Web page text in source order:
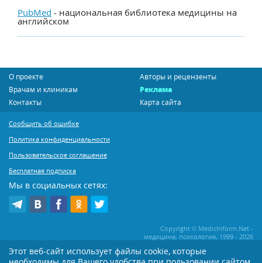
PubMed - национальная библиотека медицины на
английском
О проекте
Авторы и рецензенты
Врачам и клиникам
Реклама
Контакты
Карта сайта
Сообщить об ошибке
Политика конфиденциальности
Пользовательское соглашение
Бесплатная подписка
Мы в социальных сетях:
Copyright © MedicInform.Net -
медицина, психология, 1999 - 2026
Копирование или иное распространение статей нашего сайта строго
Этот веб-сайт использует файлы cookie, которые